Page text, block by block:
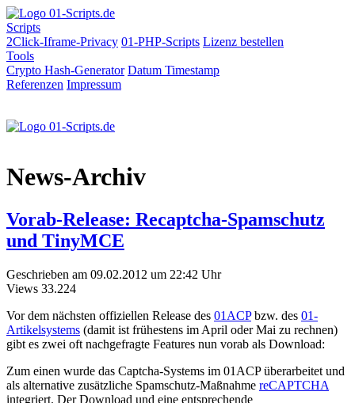
Scripts
2Click-Iframe-Privacy 01-PHP-Scripts Lizenz bestellen
Tools
Crypto Hash-Generator Datum Timestamp
Referenzen Impressum
News-Archiv
Vorab-Release: Recaptcha-Spamschutz
und TinyMCE
Geschrieben am 09.02.2012 um 22:42 Uhr
Views 33.224
Vor dem nächsten offiziellen Release des 01ACPbzw. des 01-
Artikelsystems (damit ist frühestens im April oder Mai zu rechnen)
gibt es zwei oft nachgefragte Features nun vorab als Download:
Zum einen wurde das Captcha-Systems im 01ACP überarbeitet und
als alternative zusätzliche Spamschutz-Maßnahme reCAPTCHA
integriert. Der Download und eine entsprechende